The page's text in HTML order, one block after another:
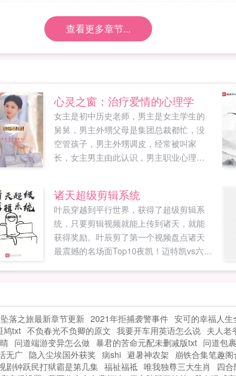
查看更多章节...
心灵之窗：治疗爱情的心理学
女主是初中历史老师，男主是女主学生的
舅舅，男主外甥父母是集团总裁都忙，没
空管孩子，男主外甥调皮，经常被叫家
长，女主男主由此认识，男主职业心理咨
法，涉及青春期的孩子，反社会人格的孩
子，人格分裂精神分裂，以及讲解监狱的
犯人早期人格形成的问题，婚姻咨询...
诸天超级剪辑系统
叶辰穿越到平行世界，获得了超级剪辑系
统，只要剪辑视频就能上传到诸天，就能
获得奖励。叶辰剪了第一个视频盘点诸天
最震撼的名场面Top10夜凯！迈特凯vs六道
后，整个诸天万界后都震动起来。鸣人我
靠，迈特凯老师原来这么厉害，不愧是传
闻说能毁灭五大村的男人。琦玉你这样曝
光我，让我很困扰。当二向箔出来时，诸
天万界，一片沉默。天，这么震撼的场面
落之旅最新章节更新 2021年拒捕袭警事件 安可的幸福人生
鸠txt 不负春光不负卿的原文 我要开车用英语怎么说 夫人老
问道端游变异怎么做 暴君的苦命元配未删减版txt 问道包
无广 隐入尘埃国外获奖 病shi 避暑神农架 崩铁合集笔趣阁
剧钟跃民打狱霸是第几集 福祉福祗 唯我独尊三大生肖 四